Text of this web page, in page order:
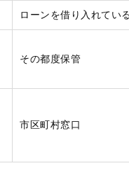
ローンを借り入れてい
その都度保管
市区町村窓口